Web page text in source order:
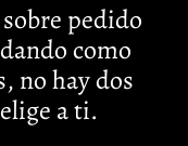
pedido
como
no hay dos
a ti.